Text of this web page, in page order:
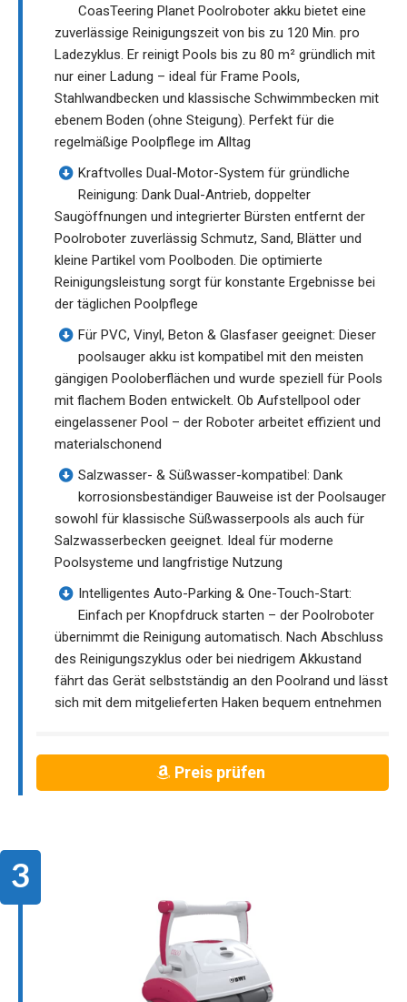
CoasTeering Planet Poolroboter akku bietet eine
zuverlässige Reinigungszeit von bis zu 120 Min. pro
Ladezyklus. Er reinigt Pools bis zu 80 m² gründlich mit
nur einer Ladung – ideal für Frame Pools,
Stahlwandbecken und klassische Schwimmbecken mit
ebenem Boden (ohne Steigung). Perfekt für die
regelmäßige Poolpflege im Alltag
Kraftvolles Dual-Motor-System für gründliche
Reinigung: Dank Dual-Antrieb, doppelter
Saugöffnungen und integrierter Bürsten entfernt der
Poolroboter zuverlässig Schmutz, Sand, Blätter und
kleine Partikel vom Poolboden. Die optimierte
Reinigungsleistung sorgt für konstante Ergebnisse bei
der täglichen Poolpflege
Für PVC, Vinyl, Beton & Glasfaser geeignet: Dieser
poolsauger akku ist kompatibel mit den meisten
gängigen Pooloberflächen und wurde speziell für Pools
mit flachem Boden entwickelt. Ob Aufstellpool oder
eingelassener Pool – der Roboter arbeitet effizient und
materialschonend
Salzwasser- & Süßwasser-kompatibel: Dank
korrosionsbeständiger Bauweise ist der Poolsauger
sowohl für klassische Süßwasserpools als auch für
Salzwasserbecken geeignet. Ideal für moderne
Poolsysteme und langfristige Nutzung
Intelligentes Auto-Parking & One-Touch-Start:
Einfach per Knopfdruck starten – der Poolroboter
übernimmt die Reinigung automatisch. Nach Abschluss
des Reinigungszyklus oder bei niedrigem Akkustand
fährt das Gerät selbstständig an den Poolrand und lässt
sich mit dem mitgelieferten Haken bequem entnehmen
Preis prüfen